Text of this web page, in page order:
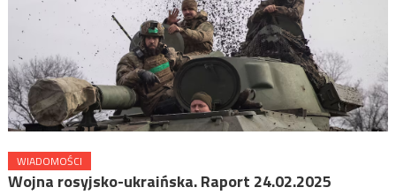
WIADOMOŚCI
Wojna rosyjsko-ukraińska. Raport 24.02.2025